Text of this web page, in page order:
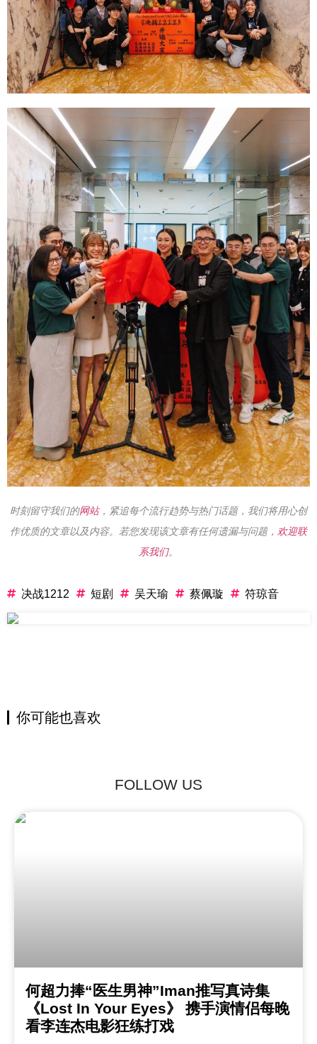
时刻留守我们的网站，紧追每个流行趋势与热门话题，我们将用心创
作优质的文章以及内容。若您发现该文章有任何遗漏与问题， 欢迎联
系我们。
决战1212 短剧 吴天瑜 蔡佩璇 符琼音
你可能也喜欢
FOLLOW US
何超力捧“医生男神”Iman推写真诗集
《Lost In Your Eyes》 携手演情侣每晚
看李连杰电影狂练打戏